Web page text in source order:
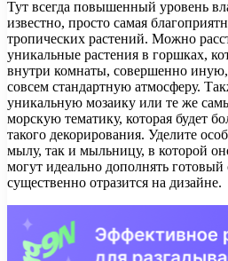
Тут всегда повышенный уровень
известно, просто самая
тропических растений. Можно
уникальные растения в горшках,
внутри комнаты, совершенно
совсем стандартную атмосферу.
уникальную мозаику или те же
морскую тематику, которая будет
такого декорирования. Уделите
мылу, так и мыльницу, в которой
могут идеально дополнять готовый
существенно отразится на дизайне.